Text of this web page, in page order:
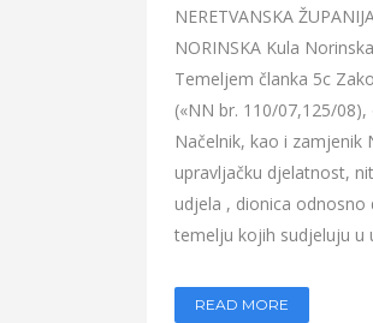
NERETVANSKA
NORINSKA Kula
Temeljem članka 5c
(«NN br. 110/07,125/
Načelnik, kao i zamjenik
upravljačku djelatnost,
udjela , dionica odnosno
temelju kojih sudjeluju u
READ MORE